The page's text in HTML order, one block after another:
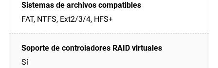
FAT, NTFS, Ext2/3/4, HFS+
Sí